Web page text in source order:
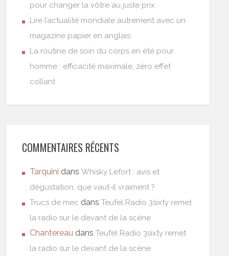
pour changer la vôtre au juste prix
Lire l’actualité mondiale autrement avec un
magazine papier en anglais
La routine de soin du corps en été pour
homme : efficacité maximale, zéro effet
collant
COMMENTAIRES RÉCENTS
Tarquini dansWhisky Lefort : avis et
dégustation, que vaut-il vraiment ?
Trucs de mec dansTeufel Radio 3sixty remet
la radio sur le devant de la scène
Chantereau dansTeufel Radio 3sixty remet
la radio sur le devant de la scène